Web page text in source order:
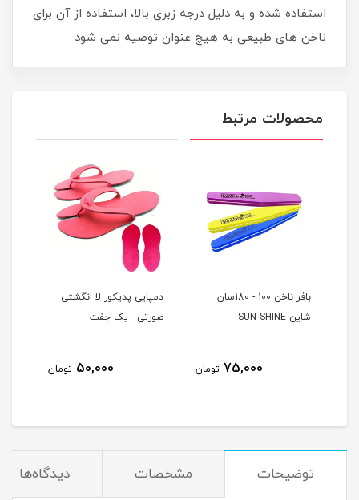
استفاده شده و به دلیل درجه زبری بالا، استفاده از آن برای
ناخن های طبیعی به هیچ عنوان توصیه نمی شود
محصولات مرتبط
بافر ناخن 100 - 180سان
شاین SUN SHINE
75,000 تومان
دمپایی پدیکور لا انگشتی
صورتی - یک جفت
50,000 تومان
توضیحات مشخصات دیدگاه‌ها